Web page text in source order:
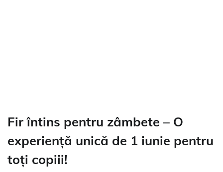
Fir întins pentru zâmbete – O
experiență unică de 1 iunie pentru
toți copiii!